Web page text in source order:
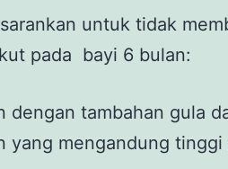
untuk tidak
pada bayi 6 bulan:
dengan tambahan gula
yang mengandung